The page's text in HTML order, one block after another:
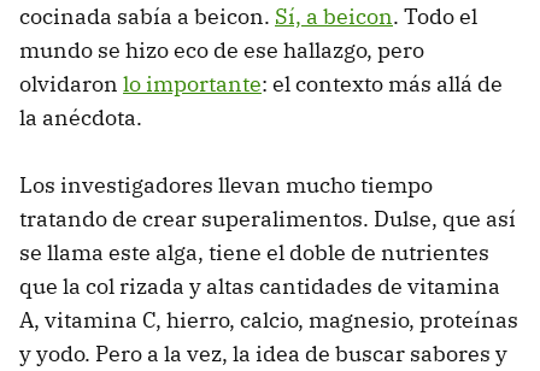
cocinada sabía a beicon. Sí, a beicon. Todo el
mundo se hizo eco de ese hallazgo, pero
olvidaron lo importante: el contexto más allá de
la anécdota.
Los investigadores llevan mucho tiempo
tratando de crear superalimentos. Dulse, que así
se llama este alga, tiene el doble de nutrientes
que la col rizada y altas cantidades de vitamina
A, vitamina C, hierro, calcio, magnesio, proteínas
y yodo. Pero a la vez, la idea de buscar sabores y